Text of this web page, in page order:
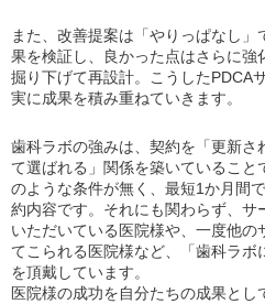
また、改善提案は「やりっぱなし
果を検証し、良かった点はさらに強
掘り下げて再設計。こうしたPDCA
実に成果を積み重ねていきます。
歯科ラボの強みは、契約を「更新さ
て選ばれる」関係を築いていること
のような条件が無く、最短1か月間
約内容です。それにも関わらず、
いただいている医院様や、一度他の
てこられる医院様など、「歯科ラ
を頂戴しています。
医院様の成功を自分たちの成果とし